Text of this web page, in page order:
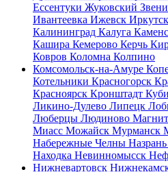
Ессентуки Жуковский
Ивантеевка Ижевск Иркутск
Калининград Калуга
Кашира Кемерово Керчь
Ковров Коломна Колпино
Комсомольск-на-Амуре
Котельники Красногорск
Красноярск Кронштадт
Ликино-Дулево Липецк
Люберцы Людиново
Миасс Можайск Мурманск
Набережные Челны Назрань
Находка Невинномысск
Нижневартовск